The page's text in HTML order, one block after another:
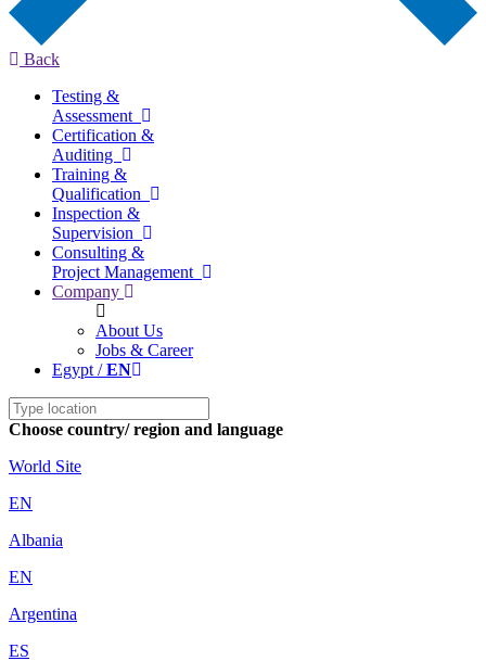
Back
Testing &
Assessment
Certification &
Auditing
Training &
Qualification
Inspection &
Supervision
Consulting &
Project Management
Company
About Us
Jobs & Career
Egypt /EN
Choose country/ region and language
World Site
EN
Albania
EN
Argentina
ES